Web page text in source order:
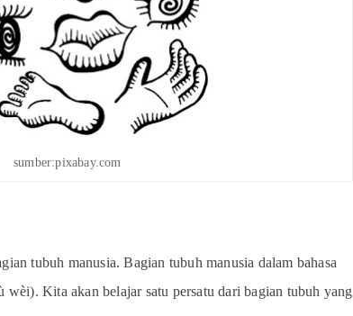
sumber:pixabay.com
tubuh manusia. Bagian tubuh manusia dalam bahasa
wèi). Kita akan belajar satu persatu dari bagian tubuh yang